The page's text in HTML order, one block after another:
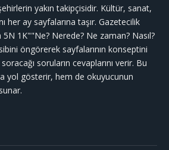
yakın takipçisidir. Kültür, sanat,
her ay sayfalarına taşır. Gazetecilik
1K""Ne? Nerede? Ne zaman? Nasıl?
öngörerek sayfalarının konseptini
soruların cevaplarını verir. Bu
yol gösterir, hem de okuyucunun